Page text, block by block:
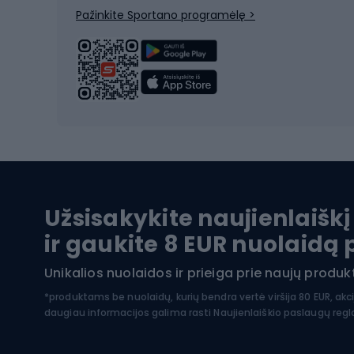
Alpinizmo batai
Turistiniai batai
Vandens sportai
Baidarės
SUP lentos
Hidrokostiumai nardymui
Turistinė apranga
Pažinkite Sportano programėlę >
Užsisakykite naujienlaiškį
ir gaukite 8 EUR
Unikalios nuolaidos ir prieiga prie naujų
*produktams be nuolaidų, kurių bendra vertė viršija 80 EUR,
daugiau informacijos galima rasti Naujienlaiškio paslaugų